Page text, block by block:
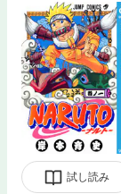
試し読み